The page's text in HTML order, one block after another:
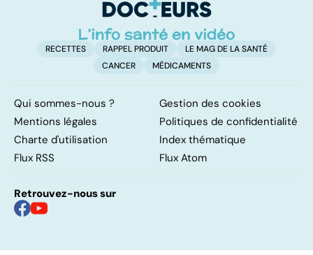
RECETTES RAPPEL PRODUIT
LE MAG DE LA SANTÉ
CANCER
MÉDICAMENTS
Qui sommes-nous ?
Gestion des cookies
Mentions légales
Politiques de confidentialité
Charte d'utilisation
Index thématique
Flux RSS
Flux Atom
Retrouvez-nous sur